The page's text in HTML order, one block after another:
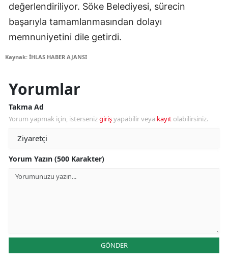
değerlendiriliyor. Söke Belediyesi, sürecin
başarıyla tamamlanmasından dolayı
memnuniyetini dile getirdi.
Kaynak: İHLAS HABER AJANSI
Yorumlar
Takma Ad
Yorum yapmak için, istersenizgirişyapabilir veya kayıt olabilirsiniz.
Yorum Yazın (500 Karakter)
GÖNDER